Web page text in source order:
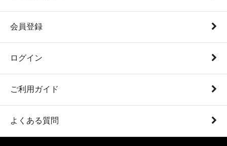
会員登録
ログイン
ご利用ガイド
よくある質問